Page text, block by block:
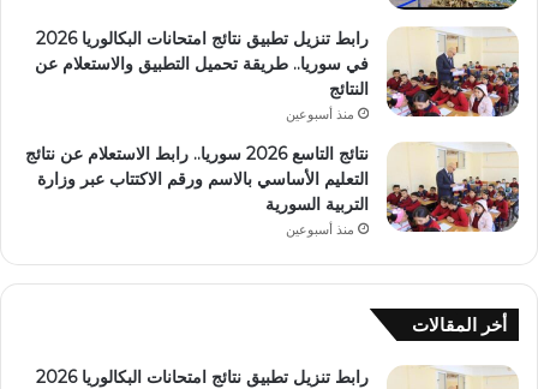
رابط تنزيل تطبيق نتائج امتحانات البكالوريا 2026
في سوريا.. طريقة تحميل التطبيق والاستعلام عن
النتائج
منذ أسبوعين
نتائج التاسع 2026 سوريا.. رابط الاستعلام عن نتائج
التعليم الأساسي بالاسم ورقم الاكتتاب عبر وزارة
التربية السورية
منذ أسبوعين
أخر المقالات
رابط تنزيل تطبيق نتائج امتحانات البكالوريا 2026